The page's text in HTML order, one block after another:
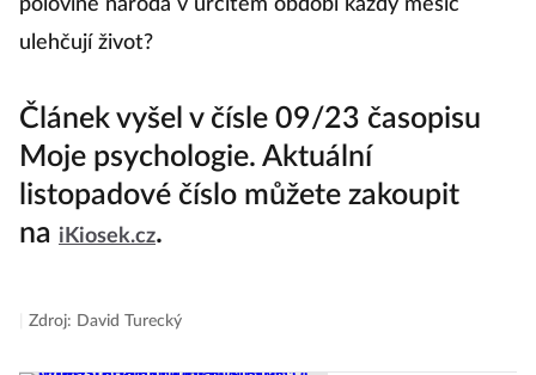
polovině národa v určitém období každý měsíc
ulehčují život?
Článek vyšel v čísle 09/23 časopisu
Moje psychologie. Aktuální
listopadové číslo můžete zakoupit
na iKiosek.cz.
Zdroj: David Turecký